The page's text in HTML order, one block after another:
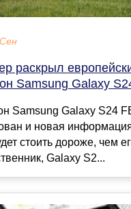
раскрыл
Samsung Galaxy
Samsung Galaxy S24
и новая
стоить дороже, чем
Galaxy S2...